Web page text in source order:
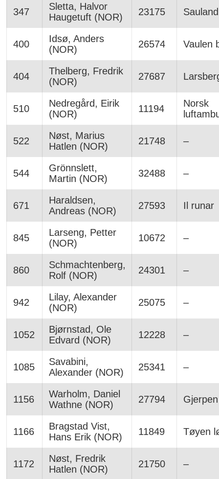
347
Sletta, Halvor
Haugetuft (NOR)
23175
400
Idsø, Anders
(NOR)
26574 Vaulen
404
Thelberg, Fredrik
(NOR)
27687
510
Nedregård, Eirik
(NOR)
11194
Norsk
522
Nøst, Marius
Hatlen (NOR)
21748 –
544
Grönnslett,
Martin (NOR)
32488 –
671
Haraldsen,
Andreas (NOR)
27593 Il runar
845
Larseng, Petter
(NOR)
10672 –
860
Schmachtenberg,
Rolf (NOR)
24301 –
942
Lilay, Alexander
(NOR)
25075 –
1052
Bjørnstad, Ole
Edvard (NOR)
12228 –
1085
Savabini,
Alexander (NOR)
25341 –
1156
Warholm, Daniel
Wathne (NOR)
27794
1166
Bragstad Vist,
Hans Erik (NOR)
11849 Tøyen
1172
Nøst, Fredrik
Hatlen (NOR)
21750 –